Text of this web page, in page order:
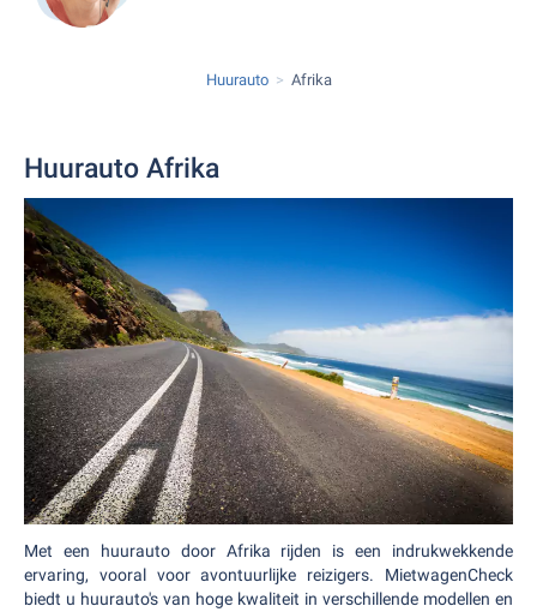
Huurauto Afrika
Huurauto Afrika
Met een huurauto door Afrika rijden is een indrukwekkende
ervaring, vooral voor avontuurlijke reizigers. MietwagenCheck
biedt u huurauto's van hoge kwaliteit in verschillende modellen en